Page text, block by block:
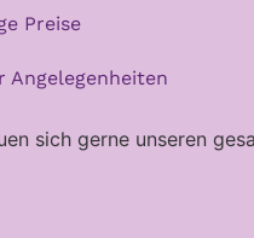
Preise
Angelegenheiten
sich gerne unseren